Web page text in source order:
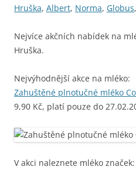
Hruška, Albert, Norma, Globus,
Nejvíce akčních nabídek na
Hruška.
Nejvýhodnější akce na mléko:
Zahuštěné plnotučné mléko
9,90 Kč, platí pouze do
V akci naleznete mléko značek: